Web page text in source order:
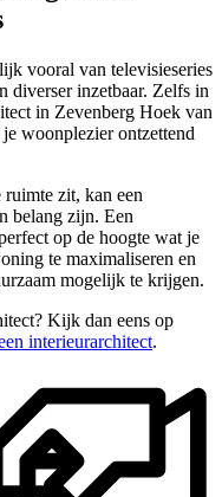
vooral van televisieseries
diverser inzetbaar. Zelfs in
in Zevenberg Hoek van
woonplezier ontzettend
zit, kan een
belang zijn. Een
op de hoogte wat je
te maximaliseren en
mogelijk te krijgen.
Kijk dan eens op
interieurarchitect.